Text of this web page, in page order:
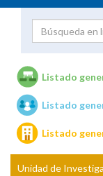
Unidades
Listado
Listado
Listado
Unidad de